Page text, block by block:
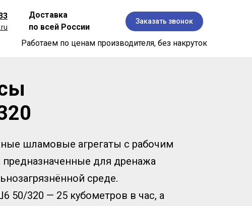
Доставка
по всей России
Заказать звонок
Работаем по ценам производителя, без накруток
шламовые агрегаты с рабочим
для дренажа
среде.
320 — 25 кубометров в час, а